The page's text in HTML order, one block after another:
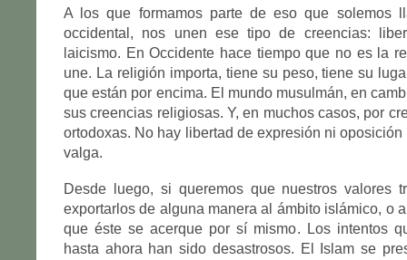
A los que formamos parte de eso que solemos
occidental, nos unen ese tipo de creencias:
laicismo. En Occidente hace tiempo que no es la
une. La religión importa, tiene su peso, tiene su
que están por encima. El mundo musulmán, en
sus creencias religiosas. Y, en muchos casos, por
ortodoxas. No hay libertad de expresión ni
valga.
Desde luego, si queremos que nuestros valores
exportarlos de alguna manera al ámbito islámico, o
que éste se acerque por sí mismo. Los intentos
hasta ahora han sido desastrosos. El Islam se